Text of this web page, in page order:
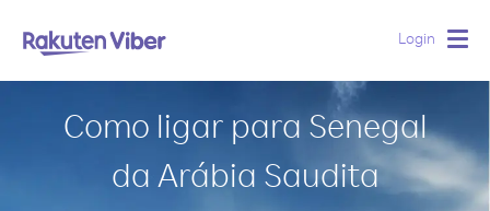
Login
Como ligar para Senegal
da Arábia Saudita